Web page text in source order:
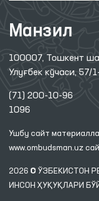
Манзил
100007, Тошкент
Улуғбек кўчаси, 57/
(71) 200-10-96
1096
Ушбу сайт
www.ombudsman.uz
2026 © ЎЗБЕКИСТОН
ИНСОН ҲУҚУҚЛАРИ